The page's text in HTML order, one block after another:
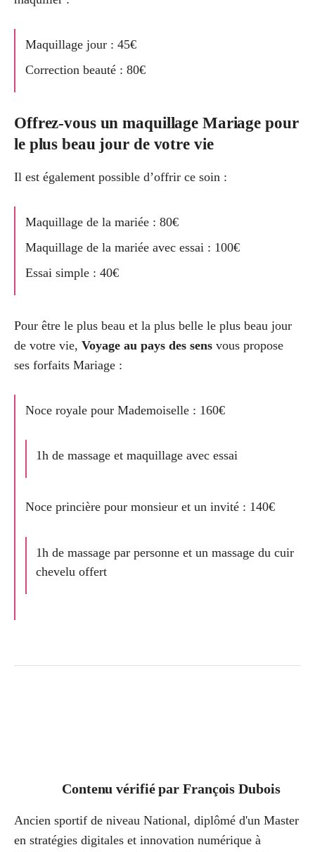
Maquillage jour : 45€
Correction beauté : 80€
Offrez-vous un maquillage Mariage pour
le plus beau jour de votre vie
Il est également possible d’offrir ce soin :
Maquillage de la mariée : 80€
Maquillage de la mariée avec essai : 100€
Essai simple : 40€
Pour être le plus beau et la plus belle le plus beau jour
de votre vie, Voyage au pays des sens vous propose
ses forfaits Mariage :
Noce royale pour Mademoiselle : 160€
1h de massage et maquillage avec essai
Noce princière pour monsieur et un invité : 140€
1h de massage par personne et un massage du cuir
chevelu offert
Contenu vérifié par François Dubois
Ancien sportif de niveau National, diplômé d'un Master
en stratégies digitales et innovation numérique à